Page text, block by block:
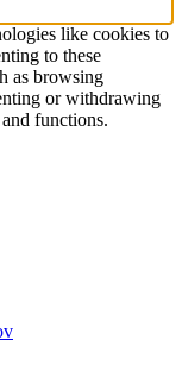
like cookies to
to these
as browsing
or withdrawing
functions.